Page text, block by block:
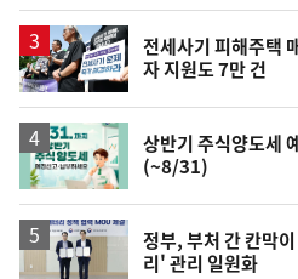
전세사기 피해주택
자 지원도 7만 건
상반기 주식양도세
(~8/31)
정부, 부처 간 칸막
리' 관리 일원화